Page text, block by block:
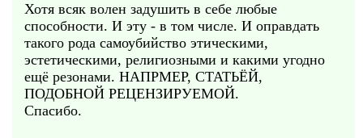
Хотя всяк волен задушить в себе любые
способности. И эту - в том числе. И оправдать
такого рода самоубийство этическими,
эстетическими, религиозными и какими угодно
ещё резонами. НАПРМЕР, СТАТЬЁЙ,
ПОДОБНОЙ РЕЦЕНЗИРУЕМОЙ.
Спасибо.